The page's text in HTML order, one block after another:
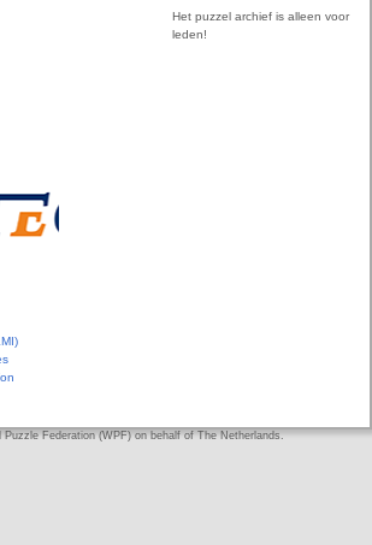
Het puzzel archief is alleen voor
leden!
Federation (WPF) on behalf of The Netherlands.